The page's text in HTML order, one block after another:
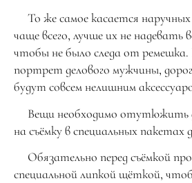
То же самое касается
чаще всего, лучше их не надевать
чтобы не было следа от ремешка.
портрет делового мужчины,
будут совсем нелишним
Вещи необходимо отутюжить
на съёмку в специальных пакетах
Обязательно перед съёмкой
специальной липкой щёткой,